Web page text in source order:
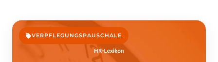
VERPFLEGUNGSPAUSCHALE